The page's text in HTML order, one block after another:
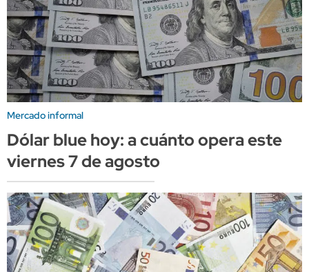
Mercado informal
Dólar blue hoy: a cuánto opera este
viernes 7 de agosto